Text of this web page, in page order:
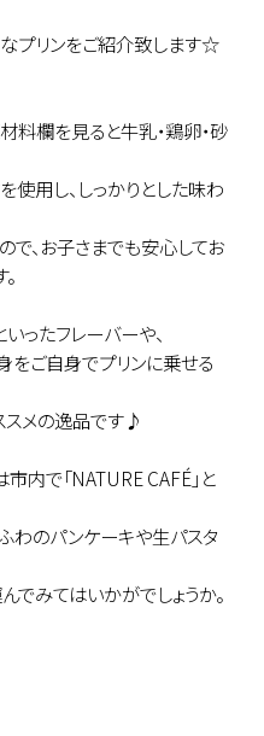
なプリンをご紹介致します☆
料欄を見ると牛乳・鶏卵・砂
用し、しっかりとした味わ
、お子さまでも安心してお
いったフレーバーや、
をご自身でプリンに乗せる
スメの逸品です♪
内で「NATURE CAFÉ」と
わのパンケーキや生パスタ
みてはいかがでしょうか。